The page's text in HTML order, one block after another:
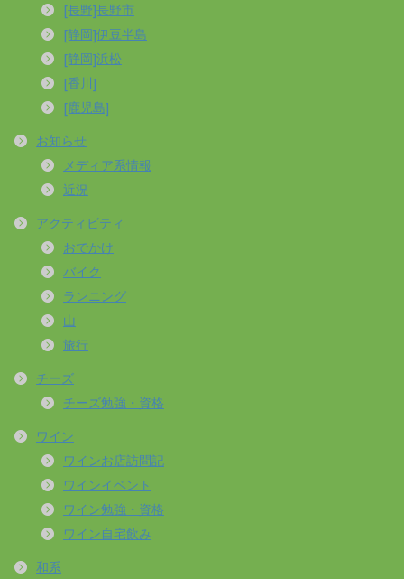
[長野]長野市
[静岡]伊豆半島
[静岡]浜松
[香川]
[鹿児島]
お知らせ
メディア系情報
近況
アクティビティ
おでかけ
バイク
ランニング
山
旅行
チーズ
チーズ勉強・資格
ワイン
ワインお店訪問記
ワインイベント
ワイン勉強・資格
ワイン自宅飲み
和系